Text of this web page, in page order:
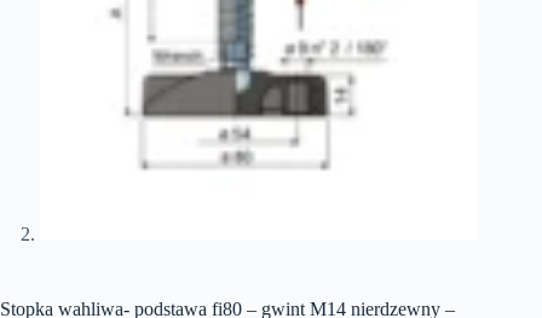
Stopka wahliwa- podstawa fi80 – gwint M14 nierdzewny –